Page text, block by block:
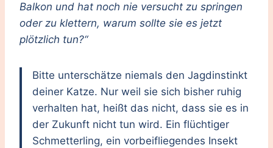
Balkon und hat noch nie versucht zu springen
oder zu klettern, warum sollte sie es jetzt
plötzlich tun?“
Bitte unterschätze niemals den Jagdinstinkt
deiner Katze. Nur weil sie sich bisher ruhig
verhalten hat, heißt das nicht, dass sie es in
der Zukunft nicht tun wird. Ein flüchtiger
Schmetterling, ein vorbeifliegendes Insekt